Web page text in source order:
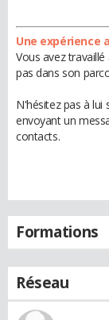
Une expérience
Vous avez
pas dans son
N'hésitez pas à lui
envoyant un
contacts.
Formations
Réseau